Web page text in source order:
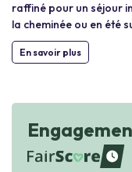
raffiné pour un séjour
la cheminée ou en été
En savoir plus
waiting